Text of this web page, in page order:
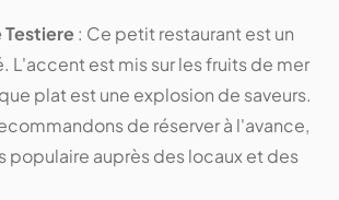
Testiere: Ce petit restaurant est un
L'accent est mis sur les fruits de mer
plat est une explosion de saveurs.
de réserver à l'avance,
populaire auprès des locaux et des